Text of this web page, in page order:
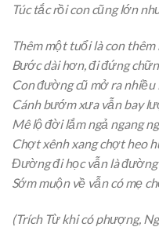
Túc tắc rồi con cũng lớn
Thêm một tuổi là con
Bước dài hơn, đi đứng
Con đường cũ mở ra
Cánh bướm xưa vẫn bay
Mê lộ đời lắm ngả ngang
Chợt xênh xang chợt heo
Đường đi học vẫn là
Sớm muộn về vẫn có mẹ
(Trích Từ khi có phượng,